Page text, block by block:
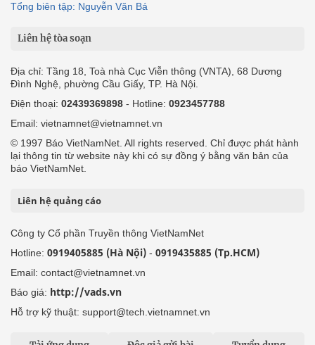
Tổng biên tập: Nguyễn Văn Bá
Liên hệ tòa soạn
Địa chỉ: Tầng 18, Toà nhà Cục Viễn thông (VNTA), 68 Dương
Đình Nghệ, phường Cầu Giấy, TP. Hà Nội.
Điện thoại: 02439369898 - Hotline: 0923457788
Email: vietnamnet@vietnamnet.vn
© 1997 Báo VietNamNet. All rights reserved. Chỉ được phát hành
lại thông tin từ website này khi có sự đồng ý bằng văn bản của
báo VietNamNet.
Liên hệ quảng cáo
Công ty Cổ phần Truyền thông VietNamNet
Hotline: 0919405885 (Hà Nội) - 0919435885 (Tp.HCM)
Email: contact@vietnamnet.vn
Báo giá: http://vads.vn
Hỗ trợ kỹ thuật: support@tech.vietnamnet.vn